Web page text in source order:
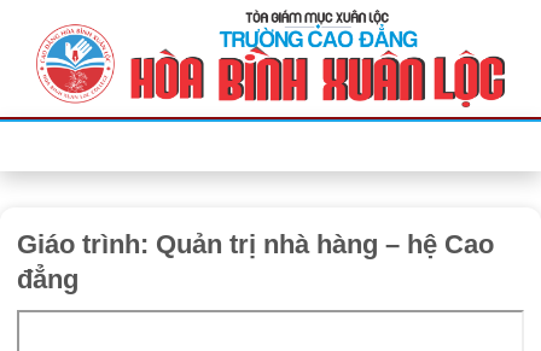
Giáo trình: Quản trị nhà hàng – hệ Cao
đẳng